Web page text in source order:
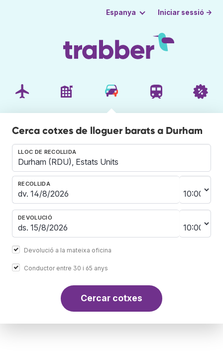
Espanya Iniciar sessió →
Cerca cotxes de lloguer barats a Durham
LLOC DE RECOLLIDA
RECOLLIDA
DEVOLUCIÓ
Devolució a la mateixa oficina
Conductor entre 30 i 65 anys
Cercar cotxes